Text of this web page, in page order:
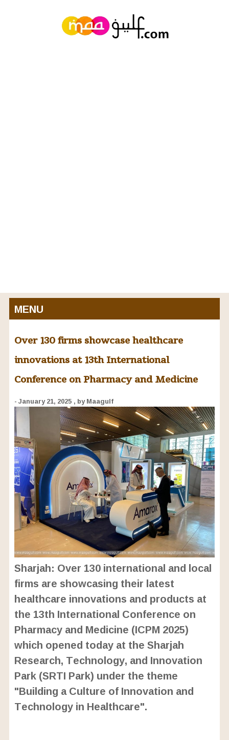
MENU
Over 130 firms showcase healthcare
innovations at 13th International
Conference on Pharmacy and Medicine
- January 21, 2025 , by Maagulf
Sharjah: Over 130 international and local
firms are showcasing their latest
healthcare innovations and products at
the 13th International Conference on
Pharmacy and Medicine (ICPM 2025)
which opened today at the Sharjah
Research, Technology, and Innovation
Park (SRTI Park) under the theme
"Building a Culture of Innovation and
Technology in Healthcare".